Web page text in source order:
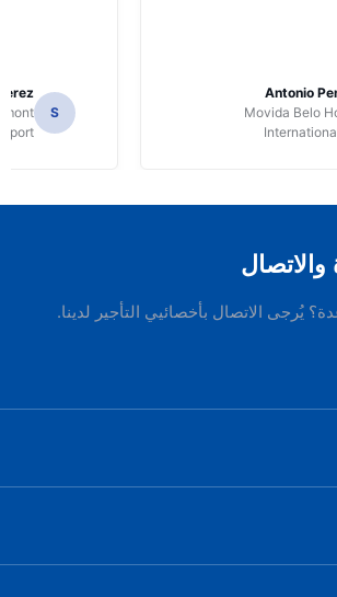
Antonio
Movida Belo
S
والاتصال
يُرجى الاتصال بأخصائيي التأجير لدينا.